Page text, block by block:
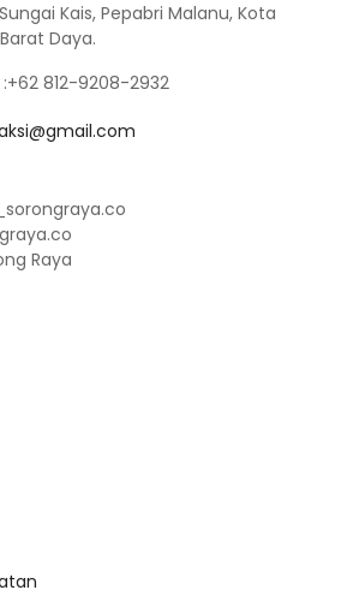
Kais, Pepabri Malanu, Kota
Daya.
812-9208-2932
Raya